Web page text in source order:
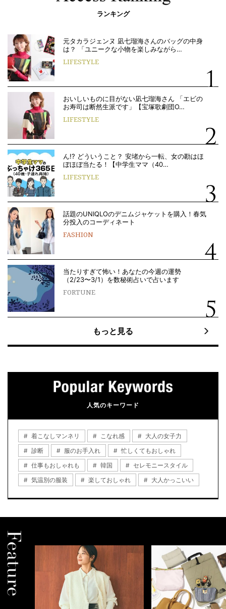
ランキング
元タカラジェンヌ 凪七瑠海さんのバッグの中身
は？ 「ユニークな小物を楽しみながら…
LIFESTYLE
おいしいものに目がない凪七瑠海さん 「エビの
お寿司は断然生派です」【宝塚歌劇団O…
LIFESTYLE
ん!? どういうこと？ 安堵から一転、女の勘はほ
ぼほぼ当たる！【中学生ママ（40…
LIFESTYLE
話題のUNIQLOのデニムジャケットを購入！春気
分投入のコーディネート
FASHION
当たりすぎて怖い！あなたの今週の運勢
（2/23〜3/1）を数秘術占いで占います
FORTUNE
もっと見る
人気のキーワード
着こなしマンネリ こなれ感
大人の女子力
診断
服のお手入れ
忙しくてもおしゃれ
仕事もおしゃれも
韓国
セレモニースタイル
気温別の服装
楽しておしゃれ 大人かっこいい